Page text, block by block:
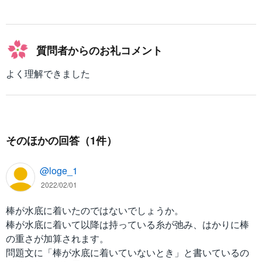
質問者からのお礼コメント
よく理解できました
そのほかの回答（1件）
@loge_1
2022/02/01
棒が水底に着いたのではないでしょうか。
棒が水底に着いて以降は持っている糸が弛み、はかりに棒
の重さが加算されます。
問題文に「棒が水底に着いていないとき」と書いているの